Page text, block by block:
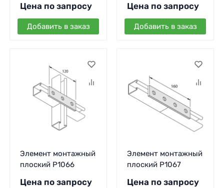
Цена по запросу
Добавить в заказ
Цена по запросу
Добавить в заказ
Элемент монтажный
плоский P1066
Цена по запросу
Элемент монтажный
плоский P1067
Цена по запросу